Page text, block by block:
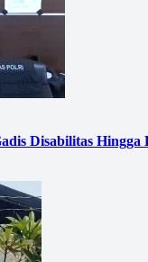
Disabilitas Hingga